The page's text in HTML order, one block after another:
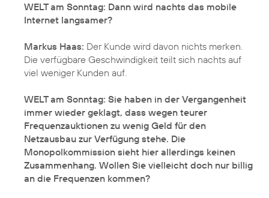
WELT am Sonntag: Dann wird nachts das mobile
Internet langsamer?
Markus Haas: Der Kunde wird davon nichts merken.
Die verfügbare Geschwindigkeit teilt sich nachts auf
viel weniger Kunden auf.
WELT am Sonntag: Sie haben in der Vergangenheit
immer wieder geklagt, dass wegen teurer
Frequenzauktionen zu wenig Geld für den
Netzausbau zur Verfügung stehe. Die
Monopolkommission sieht hier allerdings keinen
Zusammenhang. Wollen Sie vielleicht doch nur billig
an die Frequenzen kommen?